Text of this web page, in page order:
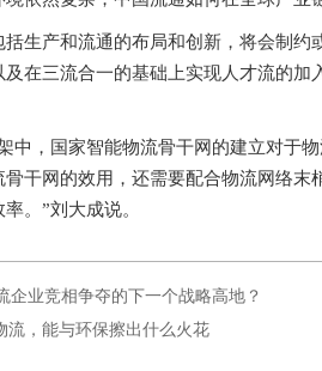
生产和流通的布局和创新，将会制
在三流合一的基础上实现人才流的
中，国家智能物流骨干网的建立对于
干网的效用，还需要配合物流网络
。”刘大成说。
企业竞相争夺的下一个战略高地？
流，能与环保擦出什么火花